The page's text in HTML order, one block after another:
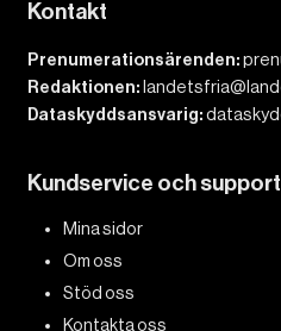
Kontakt
Prenumerationsärenden:
Redaktionen:
Dataskyddsansvarig:
Kundservice och support
Mina sidor
Om oss
Stöd oss
Kontakta oss